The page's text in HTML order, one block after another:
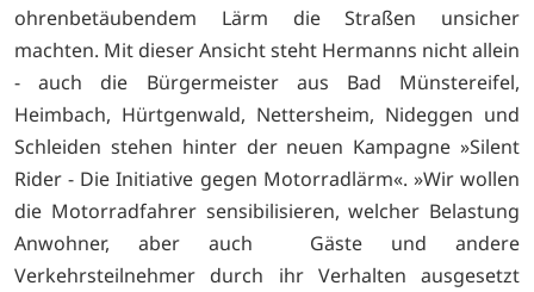
ohrenbetäubendem Lärm die Straßen unsicher
machten. Mit dieser Ansicht steht Hermanns nicht allein
- auch die Bürgermeister aus Bad Münstereifel,
Heimbach, Hürtgenwald, Nettersheim, Nideggen und
Schleiden stehen hinter der neuen Kampagne »Silent
Rider - Die Initiative gegen Motorradlärm«. »Wir wollen
die Motorradfahrer sensibilisieren, welcher Belastung
Anwohner, aber auch Gäste und andere
Verkehrsteilnehmer durch ihr Verhalten ausgesetzt